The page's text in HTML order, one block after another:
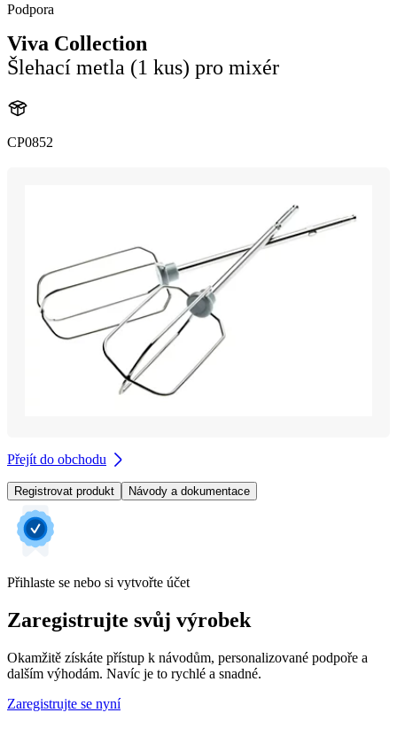
Podpora
Viva Collection
Šlehací metla (1 kus) pro mixér
CP0852
Přejít do obchodu
Registrovat produkt Návody a dokumentace
Přihlaste se nebo si vytvořte účet
Zaregistrujte svůj výrobek
Okamžitě získáte přístup k návodům, personalizované podpoře a
dalším výhodám. Navíc je to rychlé a snadné.
Zaregistrujte se nyní